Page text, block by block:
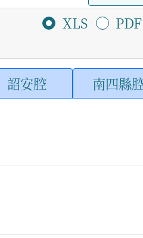
XLS PDF
詔安腔 南四縣